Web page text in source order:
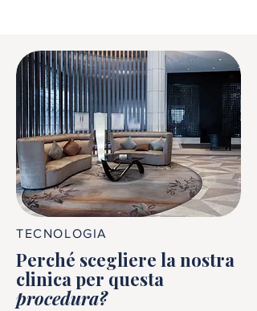
TECNOLOGIA
Perché scegliere la nostra
clinica per questa
procedura?